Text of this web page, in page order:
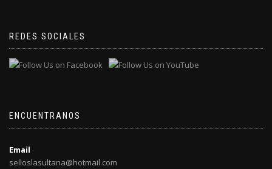
REDES SOCIALES
ENCUENTRANOS
Email
selloslasultana@hotmail.com